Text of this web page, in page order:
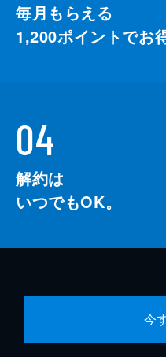
毎月もらえる
1,200ポイントでお
04
解約は
いつでもOK。
今